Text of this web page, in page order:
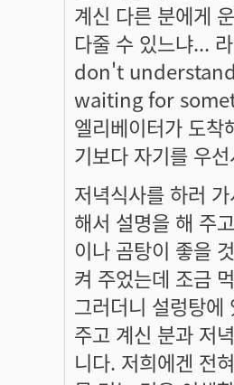
계신 다른 분에게
다줄 수 있느냐...
don't
waiting for
엘리베이터가 도
기보다 자기를 우
저녁식사를 하러
해서 설명을 해 주
이나 곰탕이 좋을
켜 주었는데 조금
그러더니 설렁탕에
주고 계신 분과 저
니다. 저희에겐 전